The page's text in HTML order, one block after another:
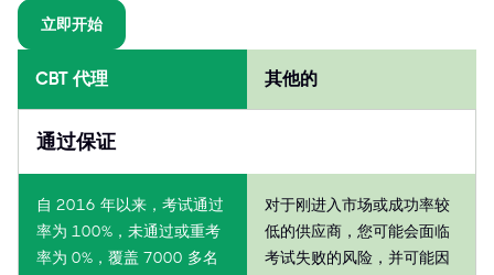
立即开始
CBT 代理 其他的
通过保证
自 2016 年以来，考试通过
率为 100%，未通过或重考
率为 0%，覆盖 7000 多名
对于刚进入市场或成功率较
低的供应商，您可能会面临
考试失败的风险，并可能因